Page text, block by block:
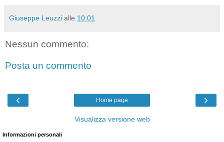
Giuseppe Leuzzi alle 10:01
Nessun commento:
Posta un commento
‹ ›
Home page
Visualizza versione web
Informazioni personali